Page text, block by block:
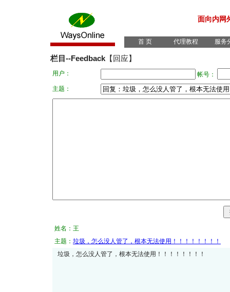
面向内网
首 页 代理教程 服务
栏目--Feedback 【回应】
用户：
帐号：
主题：
姓名：王
主题： 垃圾，怎么没人管了，根本无法使用！！！！！！！！
垃圾，怎么没人管了，根本无法使用！！！！！！！！